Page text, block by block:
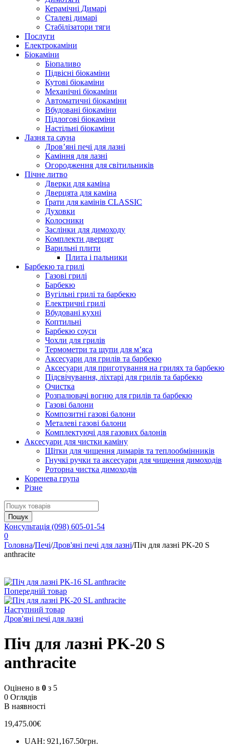
Керамічні Димарі
Сталеві димарі
Стабілізатори тяги
Послуги
Електрокаміни
Біокаміни
Біопаливо
Підвісні біокаміни
Кутові біокаміни
Механічні біокаміни
Автоматичні біокаміни
Вбудовані біокаміни
Підлогові біокаміни
Настільні біокаміни
Лазня та сауна
Дров’яні печі для лазні
Каміння для лазні
Огородження для світильників
Пічне литво
Дверки для каміна
Дверцята для каміна
Ґрати для камінів CLASSIC
Духовки
Колосники
Заслінки для димоходу
Комплекти дверцят
Варильні плити
Плита і пальники
Барбекю та грилі
Газові грилі
Барбекю
Вугільні грилі та барбекю
Електричні грилі
Вбудовані кухні
Коптильні
Барбекю соуси
Чохли для грилів
Термометри та щупи для м’яса
Аксесуари для грилів та барбекю
Аксесуари для приготування на грилях та барбекю
Підсвічування, ліхтарі для грилів та барбекю
Очистка
Розпалювачі вогню для грилів та барбекю
Газові балони
Композитні газові балони
Металеві газові балони
Комплектуючі для газових балонів
Аксесуари для чистки каміну
Щітки для чищення димарів та теплообмінників
Гнучкі ручки та аксесуари для чищення димоходів
Роторна чистка димоходів
Коренева група
Різне
Консультація (098) 605-01-54
0
Головна/Печі/Дров'яні печі для лазні/Піч для лазні PK-20 S
anthracite
Попередній товар
Наступний товар
Дров'яні печі для лазні
Піч для лазні PK-20 S
anthracite
Оцінено в 0 з 5
0 Оглядів
В наявності
19,475.00€
UAH: 921,167.50грн.